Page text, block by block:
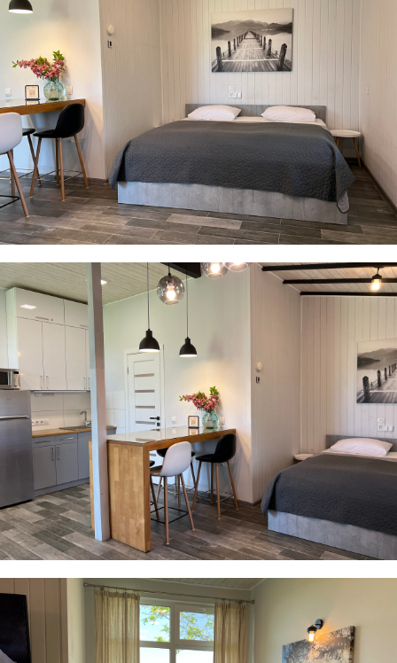
· Електрочайник
· Весь необхідний посуд
· Праска
· Фен
· Постільна білизна та рушники
Влітку працює відкритий басейн. На території
місце для паркування. Вдале розташування дає
змогу нашим гостям максимально насолодитися
перевагами усамітненого відпочинку у лоні
природи.
Ми підкажемо як цікаво і пізнавально спланувати
ваш відпочинок, щоб він залишив приємні емоції
та незабутні враження.
Звітні документи надаємо.
Video
Player